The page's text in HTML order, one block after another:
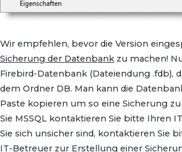
Wir empfehlen, bevor die Version
Sicherung der Datenbank zu machen!
Firebird-Datenbank (Dateiendung .fdb),
dem Ordner DB. Man kann die
Paste kopieren um so eine Sicherung
Sie MSSQL kontaktieren Sie bitte Ihren
Sie sich unsicher sind, kontaktieren Sie
IT-Betreuer zur Erstellung einer